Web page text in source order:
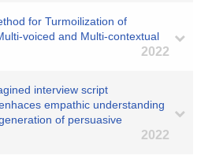
for Turmoilization of
voiced and Multi-contextual
2022
interview script
empathic understanding
of persuasive
2022